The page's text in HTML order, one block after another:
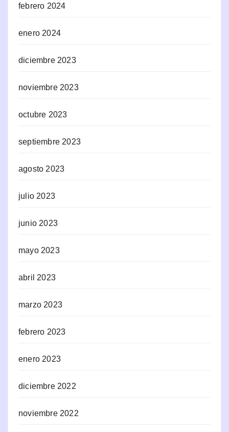
febrero 2024
enero 2024
diciembre 2023
noviembre 2023
octubre 2023
septiembre 2023
agosto 2023
julio 2023
junio 2023
mayo 2023
abril 2023
marzo 2023
febrero 2023
enero 2023
diciembre 2022
noviembre 2022